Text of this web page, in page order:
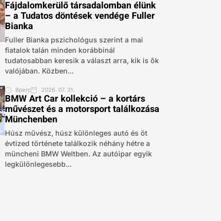
Fájdalomkerülő társadalomban élünk
– a Tudatos döntések vendége Fuller
Bianka
Fuller Bianka pszichológus szerint a mai
fiatalok talán minden korábbinál
tudatosabban keresik a választ arra, kik is ők
valójában. Közben...
8perc 2026. 07. 31.
BMW Art Car kollekció – a kortárs
művészet és a motorsport találkozása
Münchenben
Húsz művész, húsz különleges autó és öt
évtized története találkozik néhány hétre a
müncheni BMW Weltben. Az autóipar egyik
legkülönlegesebb...